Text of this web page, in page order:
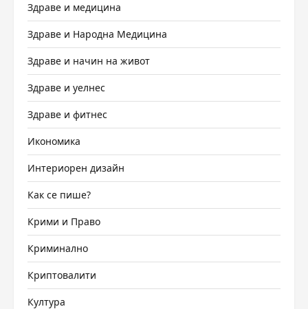
Здраве и медицина
Здраве и Народна Медицина
Здраве и начин на живот
Здраве и уелнес
Здраве и фитнес
Икономика
Интериорен дизайн
Как се пише?
Крими и Право
Криминално
Криптовалити
Култура